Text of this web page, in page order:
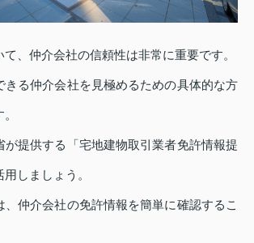
、仲介会社の信頼性は非常に重要です。
きる仲介会社を見極めるための具体的な方
が提供する「宅地建物取引業者免許情報提
しましょう。
、仲介会社の免許情報を簡単に確認するこ